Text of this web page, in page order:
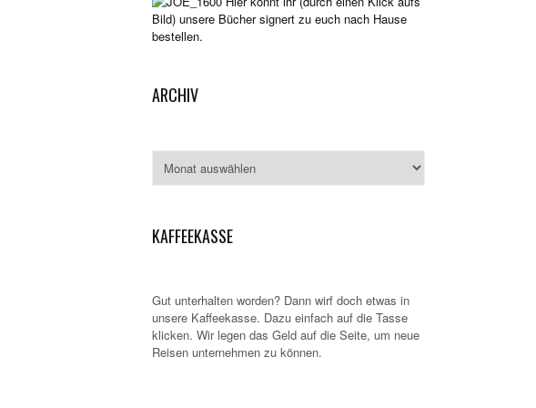
Bild) unsere Bücher signert zu euch nach Hause
bestellen.
ARCHIV
KAFFEEKASSE
Gut unterhalten worden? Dann wirf doch etwas in
unsere Kaffeekasse. Dazu einfach auf die Tasse
klicken. Wir legen das Geld auf die Seite, um neue
Reisen unternehmen zu können.